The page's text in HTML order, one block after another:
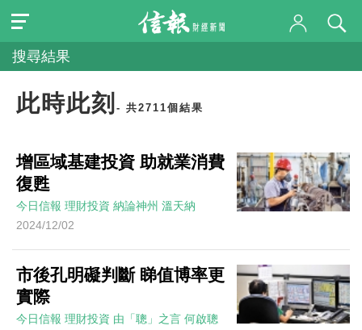
搜尋結果
此時此刻 - 共2711個結果
增區域基建投資 助就業消費
復甦
今日信報 理財投資 納論神州 溫天納
2024/12/02
市後孔明礙判斷 睇值博率更
實際
今日信報 理財投資 由「聰」之言 何啟聰